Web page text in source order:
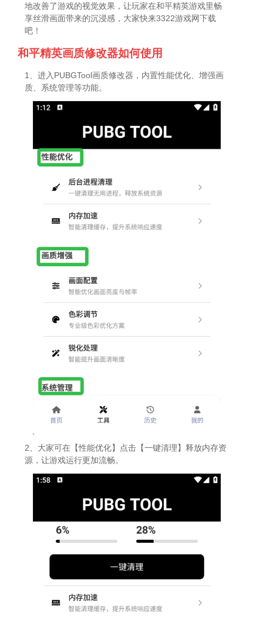
地改善了游戏的视觉效果，让玩家在和平精英游戏里畅
享丝滑画面带来的沉浸感，大家快来3322游戏网下载
吧！
和平精英画质修改器如何使用
1、进入PUBGTool画质修改器，内置性能优化、增强画
质、系统管理等功能。
2、大家可在【性能优化】点击【一键清理】释放内存资
源，让游戏运行更加流畅。